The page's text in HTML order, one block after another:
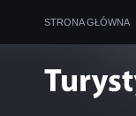
STRONA GŁÓWNA